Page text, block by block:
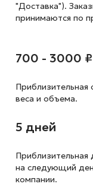
"Доставка").
принимаются по
700 - 3000 ₽
Приблизительная
веса и объема.
5 дней
Приблизительная
на следующий
компании.